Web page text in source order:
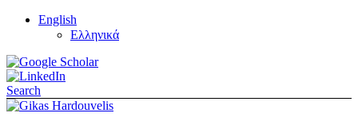
English
Ελληνικά
Search